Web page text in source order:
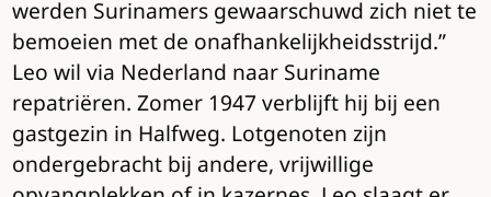
werden Surinamers gewaarschuwd zich niet te
bemoeien met de onafhankelijkheidsstrijd.”
Leo wil via Nederland naar Suriname
repatriëren. Zomer 1947 verblijft hij bij een
gastgezin in Halfweg. Lotgenoten zijn
ondergebracht bij andere, vrijwillige